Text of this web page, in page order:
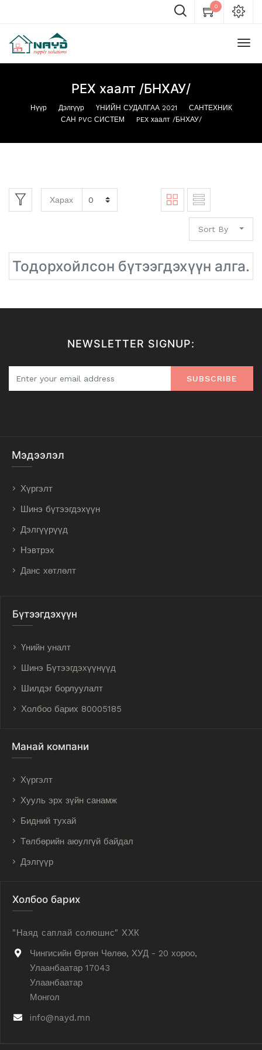
0
PEX хаалт /БНХАУ/
Нүүр Дэлгүүр ҮНИЙН СУДАЛГАА 2021
САНТЕХНИК
САН PVC СИСТЕМ
PEX хаалт /БНХАУ/
Харах
Sort By
Тодорхойлсон бүтээгдэхүүн алга.
NEWSLETTER SIGNUP:
SUBSCRIBE
Мэдээлэл
Хүргэлт
Шинэ бүтээгдэхүүн
Дэлгүүрүүд
Нэвтрэх
Данс хөтлөлт
Бүтээгдэхүүн
Үнийн уналт
Шинэ Бүтээгдэхүүнүүд
Шилдэг борлуулалт
Холбоо барих 80005185
Манай компани
Хүргэлт
Хууль эрх зүйн санамж
Бидний тухай
Төлбөрийн аюулгүй байдал
Дэлгүүр
Холбоо барих
"Наяд саплай солюшнс" ХХК
Чингисийн Өргөн Чөлөө, ХУД - 20 хороо,
Улаанбаатар 17043
Улаанбаатар
Монгол
info@nayd.mn